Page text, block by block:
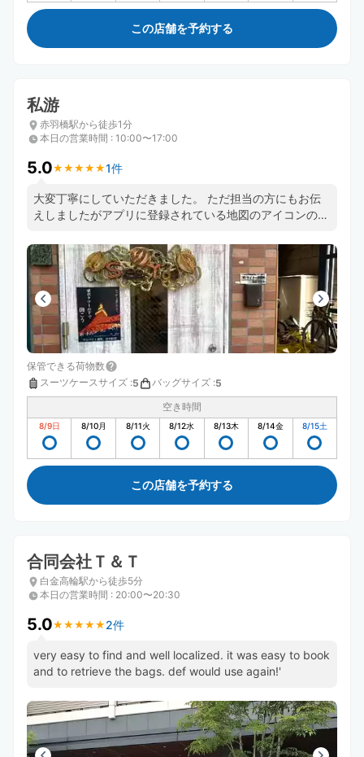
この店舗を予約する
私游
赤羽橋駅から徒歩1分
本日の営業時間 : 10:00〜17:00
5.0★ ★ ★ ★ ★
★ ★ ★ ★ ★1件
大変丁寧にしていただきました。 ただ担当の方にもお伝
えしましたがアプリに登録されている地図のアイコンの場
に行きました。比較的近くなのでよかったでしたが遠くな
らかなり恨みたい現象でした。
保管できる荷物数
スーツケースサイズ :5 バッグサイズ :5
空き時間
8/9日 8/10月 8/11火 8/12水 8/13木 8/14金 8/15土
この店舗を予約する
合同会社Ｔ＆Ｔ
白金高輪駅から徒歩5分
本日の営業時間 : 20:00〜20:30
5.0★ ★ ★ ★ ★
★ ★ ★ ★ ★ 2件
very easy to find and well localized. it was easy to book
and to retrieve the bags. def would use again!'